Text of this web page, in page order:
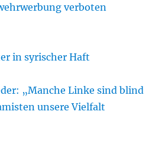
verboten
in syrischer Haft
„Manche Linke sind blind
unsere Vielfalt